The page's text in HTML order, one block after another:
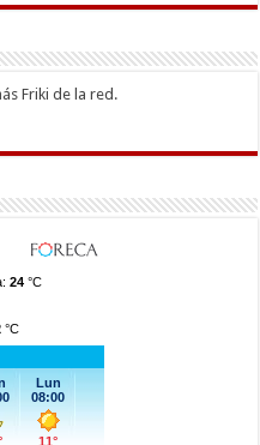
Friki de la red.